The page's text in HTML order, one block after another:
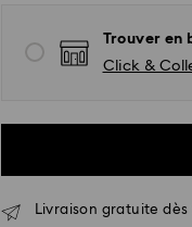
Trouver en
Click &
Livraison gratuite dès